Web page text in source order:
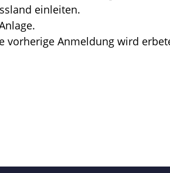
einleiten.
vorherige Anmeldung wird